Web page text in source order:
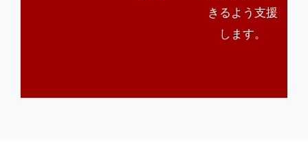
きるよう支援
します。